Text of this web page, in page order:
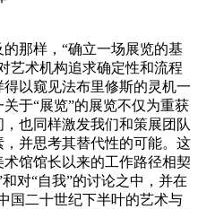
那样，“确立一场展览的基
艺术机构追求确定性和流程
以窥见法布里修斯的灵机一
于“展览”的展览不仅为重获
也同样激发我们和策展团队
并思考其替代性的可能。这
馆馆长以来的工作路径相契
对“自我”的讨论之中，并在
国二十世纪下半叶的艺术与